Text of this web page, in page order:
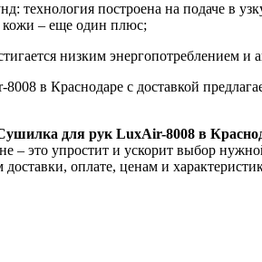
технология построена на подаче в
кожи – еще один плюс;
низким энергопотреблением
в Краснодаре с доставкой
для рук LuxAir-8008 в
– это упростит и ускорит выбор
оплате, ценам и